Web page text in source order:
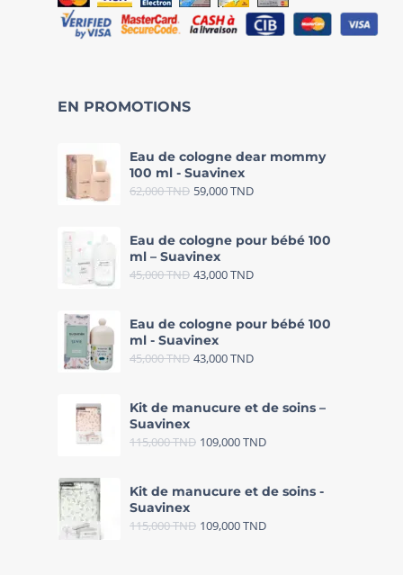
EN PROMOTIONS
Eau de cologne dear mommy
100 ml - Suavinex
62,000TND 59,000TND
Eau de cologne pour bébé 100
ml – Suavinex
45,000TND 43,000TND
Eau de cologne pour bébé 100
ml - Suavinex
45,000TND 43,000TND
Kit de manucure et de soins –
Suavinex
115,000TND 109,000TND
Kit de manucure et de soins -
Suavinex
115,000TND 109,000TND